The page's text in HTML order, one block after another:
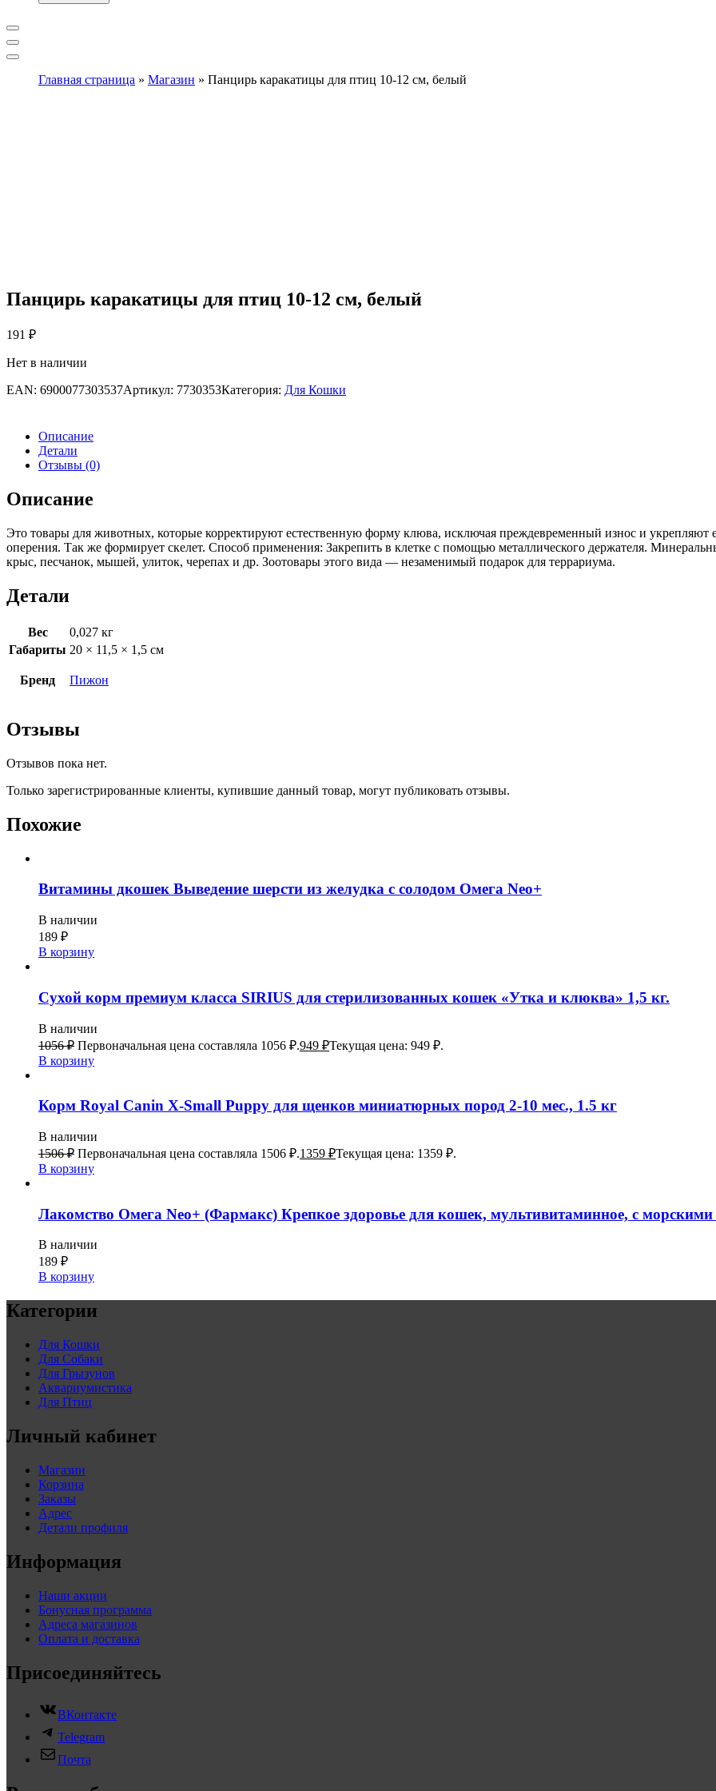
Главная страница » Магазин » Панцирь каракатицы для птиц 10-12 см, белый
Панцирь каракатицы для птиц 10-12 см, белый
191 ₽
Нет в наличии
EAN: 6900077303537Артикул: 7730353Категория: Для Кошки
Описание
Детали
Отзывы (0)
Описание
Это товары для животных, которые корректируют естественную форму клюва, исключая преждевременный износ и
оперения. Так же формирует скелет. Способ применения: Закрепить в клетке с помощью металлического держателя.
крыс, песчанок, мышей, улиток, черепах и др. Зоотовары этого вида — незаменимый подарок для террариума.
Детали
Вес
0,027 кг
Габариты 20 × 11,5 × 1,5 см
Бренд Пижон
Отзывы
Отзывов пока нет.
Только зарегистрированные клиенты, купившие данный товар, могут публиковать отзывы.
Похожие
Витамины дкошек Выведение шерсти из желудка с солодом Омега Neo+
В наличии
189 ₽
В корзину
Сухой корм премиум класса SIRIUS для стерилизованных кошек «Утка и клюква» 1,5 кг.
В наличии
1056₽ Первоначальная цена составляла 1056 ₽.949 ₽Текущая цена: 949 ₽.
В корзину
Корм Royal Canin X-Small Puppy для щенков миниатюрных пород 2-10 мес., 1.5 кг
В наличии
1506₽ Первоначальная цена составляла 1506 ₽.1359 ₽Текущая цена: 1359 ₽.
В корзину
Лакомство Омега Neo+ (Фармакс) Крепкое здоровье для кошек, мультивитаминное, с морскими
В наличии
189 ₽
В корзину
Категории
Для Кошки
Для Собаки
Для Грызунов
Аквариумистика
Для Птиц
Личный кабинет
Магазин
Корзина
Заказы
Адрес
Детали профиля
Информация
Наши акции
Бонусная программа
Адреса магазинов
Оплата и доставка
Присоединяйтесь
ВКонтакте
Telegram
Почта